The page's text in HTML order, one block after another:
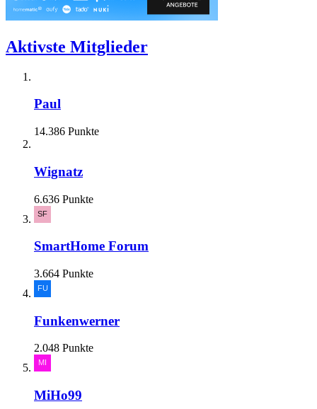
Aktivste Mitglieder
Paul
14.386 Punkte
Wignatz
6.636 Punkte
SmartHome Forum
3.664 Punkte
Funkenwerner
2.048 Punkte
MiHo99